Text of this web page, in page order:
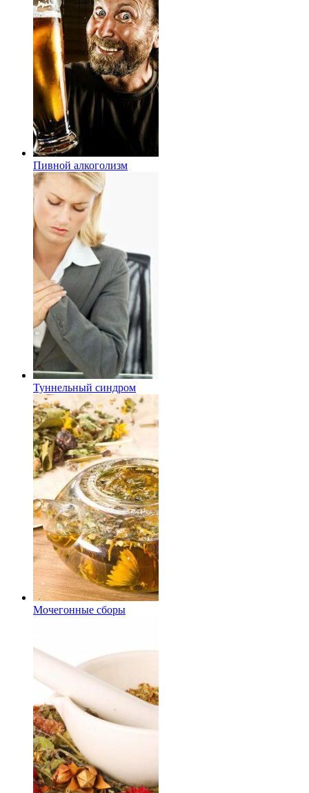
Пивной алкоголизм
Туннельный синдром
Мочегонные сборы